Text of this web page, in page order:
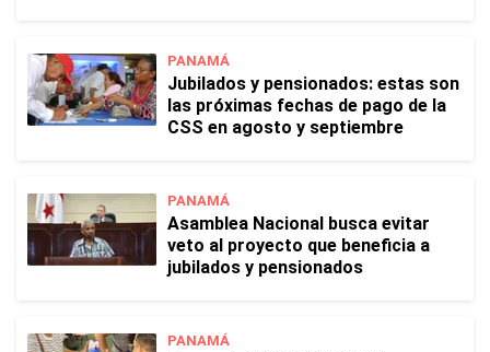
PANAMÁ
Jubilados y pensionados: estas son
las próximas fechas de pago de la
CSS en agosto y septiembre
PANAMÁ
Asamblea Nacional busca evitar
veto al proyecto que beneficia a
jubilados y pensionados
PANAMÁ